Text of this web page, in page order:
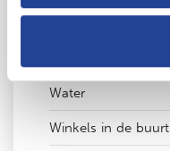
Water
Winkels in de buurt